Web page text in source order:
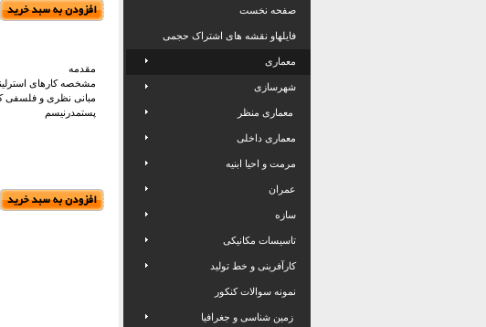
مقدمه
مشخصه کارهای
مبانی نظری و فلسفی
پستمدرنیسم
صفحه نخست
فایلهاو نقشه های اشتراک حجمی
معماری
شهرسازی
معماری منظر
معماری داخلی
مرمت و احیا ابنیه
عمران
سازه
تاسیسات مکانیکی
کارآفرینی و خط تولید
نمونه سوالات کنکور
زمین شناسی و جغرافیا